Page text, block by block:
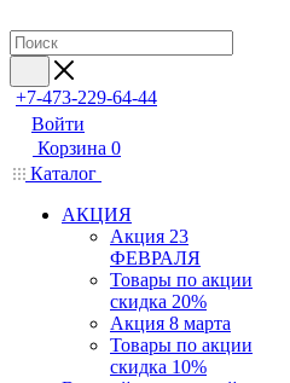
+7-473-229-64-44
Войти
Корзина 0
Каталог
АКЦИЯ
Акция 23
ФЕВРАЛЯ
Товары по акции
скидка 20%
Акция 8 марта
Товары по акции
скидка 10%